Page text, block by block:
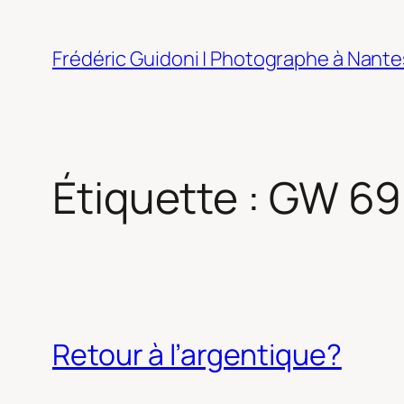
contenu
Frédéric Guidoni | Photographe à
Étiquette : GW
Retour à l’argentique?